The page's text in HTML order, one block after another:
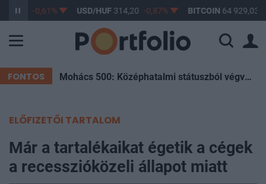
363,17 -0,61% USD/HUF314,20 -0,87% BITCOIN 64 929,03
FONTOS Mohács 500: Középhatalmi státuszból végvárország – Hogyan sodródott a Magyar Királyság a végzetébe?
ELŐFIZETŐI TARTALOM
Már a tartalékaikat égetik a cégek
a recesszióközeli állapot miatt